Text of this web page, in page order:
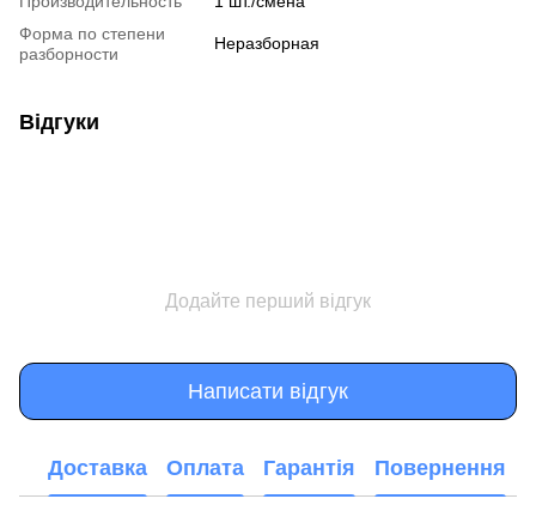
Форма по степени
разборности
Неразборная
Відгуки
Додайте перший відгук
Написати відгук
Доставка Оплата Гарантія Повернення